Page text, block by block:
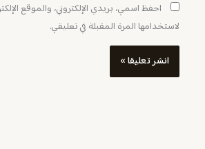
احفظ اسمي، بريدي الإلكتروني، والموقع
لاستخدامها المرة المقبلة في تعليقي.